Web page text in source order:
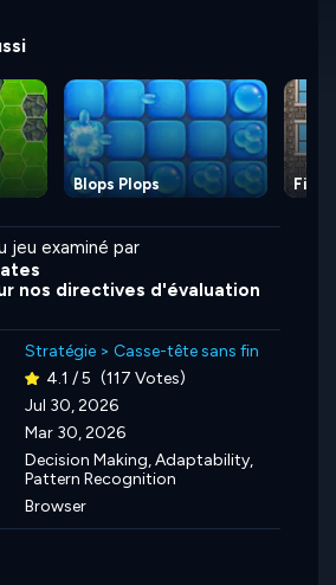
Blops Plops
jeu examiné par
nos directives d'évaluation
Stratégie > Casse-tête sans fin
4.1 / 5 (117 Votes)
Jul 30, 2026
Mar 30, 2026
Decision Making,Adaptability,
Pattern Recognition
Browser